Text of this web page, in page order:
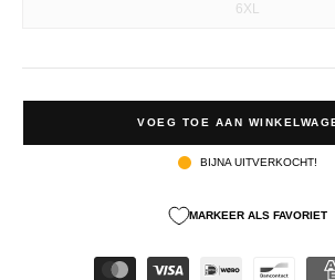
6XL
VOEG TOE AAN
BIJNA UITVERKOCHT!
MARKEER ALS FAVORIET